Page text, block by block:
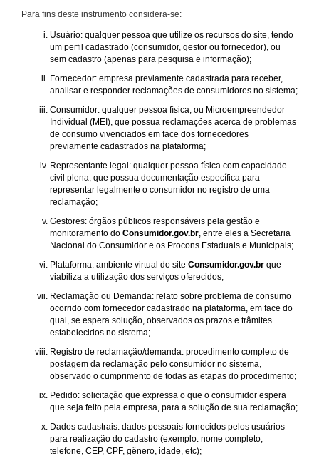
Para fins deste instrumento considera-se:
Usuário: qualquer pessoa que utilize os recursos do site, tendo
um perfil cadastrado (consumidor, gestor ou fornecedor), ou
sem cadastro (apenas para pesquisa e informação);
Fornecedor: empresa previamente cadastrada para receber,
analisar e responder reclamações de consumidores no sistema;
Consumidor: qualquer pessoa física, ou Microempreendedor
Individual (MEI), que possua reclamações acerca de problemas
de consumo vivenciados em face dos fornecedores
previamente cadastrados na plataforma;
Representante legal: qualquer pessoa física com capacidade
civil plena, que possua documentação específica para
representar legalmente o consumidor no registro de uma
reclamação;
Gestores: órgãos públicos responsáveis pela gestão e
monitoramento do Consumidor.gov.br, entre eles a Secretaria
Nacional do Consumidor e os Procons Estaduais e Municipais;
Plataforma: ambiente virtual do site Consumidor.gov.br que
viabiliza a utilização dos serviços oferecidos;
Reclamação ou Demanda: relato sobre problema de consumo
ocorrido com fornecedor cadastrado na plataforma, em face do
qual, se espera solução, observados os prazos e trâmites
estabelecidos no sistema;
Registro de reclamação/demanda: procedimento completo de
postagem da reclamação pelo consumidor no sistema,
observado o cumprimento de todas as etapas do procedimento;
Pedido: solicitação que expressa o que o consumidor espera
que seja feito pela empresa, para a solução de sua reclamação;
Dados cadastrais: dados pessoais fornecidos pelos usuários
para realização do cadastro (exemplo: nome completo,
telefone, CEP, CPF, gênero, idade, etc);